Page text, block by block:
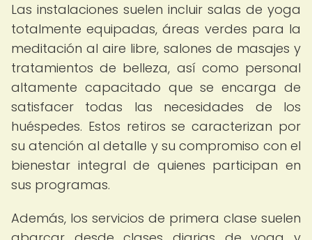
Las instalaciones suelen incluir salas de yoga
totalmente equipadas, áreas verdes para la
meditación al aire libre, salones de masajes y
tratamientos de belleza, así como personal
altamente capacitado que se encarga de
satisfacer todas las necesidades de los
huéspedes. Estos retiros se caracterizan por
su atención al detalle y su compromiso con el
bienestar integral de quienes participan en
sus programas.
Además, los servicios de primera clase suelen